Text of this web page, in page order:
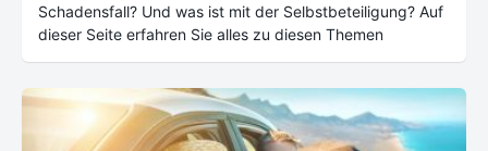
Schadensfall? Und was ist mit der Selbstbeteiligung? Auf
dieser Seite erfahren Sie alles zu diesen Themen